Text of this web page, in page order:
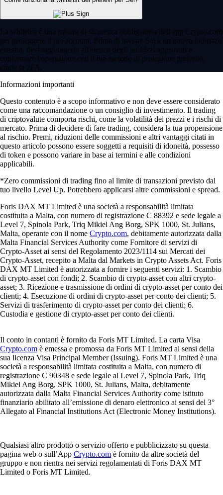
La whitelist è una misura di sicurezza obbligatoria dell'app Crypto.com
per proteggere il tuo account. Prima di inviare Sei a un nuovo indirizzo
esterno, devi aggiungerlo all'elenco degli indirizzi approvati e
confermare l'operazione con il tuo metodo di protezione preferito,
come la 2FA.
Informazioni importanti
Questo contenuto è a scopo informativo e non deve essere considerato
come una raccomandazione o un consiglio di investimento. Il trading
di criptovalute comporta rischi, come la volatilità dei prezzi e i rischi di
mercato. Prima di decidere di fare trading, considera la tua propensione
al rischio. Premi, riduzioni delle commissioni e altri vantaggi citati in
questo articolo possono essere soggetti a requisiti di idoneità, possesso
di token e possono variare in base ai termini e alle condizioni
applicabili.
*Zero commissioni di trading fino al limite di transazioni previsto dal
tuo livello Level Up. Potrebbero applicarsi altre commissioni e spread.
Foris DAX MT Limited è una società a responsabilità limitata
costituita a Malta, con numero di registrazione C 88392 e sede legale a
Level 7, Spinola Park, Triq Mikiel Ang Borg, SPK 1000, St. Julians,
Malta, operante con il nome Crypto.com, debitamente autorizzata dalla
Malta Financial Services Authority come Fornitore di servizi di
Crypto-Asset ai sensi del Regolamento 2023/1114 sui Mercati dei
Crypto-Asset, recepito a Malta dal Markets in Crypto Assets Act. Foris
DAX MT Limited è autorizzata a fornire i seguenti servizi: 1. Scambio
di crypto-asset con fondi; 2. Scambio di crypto-asset con altri crypto-
asset; 3. Ricezione e trasmissione di ordini di crypto-asset per conto dei
clienti; 4. Esecuzione di ordini di crypto-asset per conto dei clienti; 5.
Servizi di trasferimento di crypto-asset per conto dei clienti; 6.
Custodia e gestione di crypto-asset per conto dei clienti.
Il conto in contanti è fornito da Foris MT Limited. La carta Visa
Crypto.com è emessa e promossa da Foris MT Limited ai sensi della
sua licenza Visa Principal Member (Issuing). Foris MT Limited è una
società a responsabilità limitata costituita a Malta, con numero di
registrazione C 90348 e sede legale al Level 7, Spinola Park, Triq
Mikiel Ang Borg, SPK 1000, St. Julians, Malta, debitamente
autorizzata dalla Malta Financial Services Authority come istituto
finanziario abilitato all’emissione di denaro elettronico ai sensi del 3°
Allegato al Financial Institutions Act (Electronic Money Institutions).
Qualsiasi altro prodotto o servizio offerto e pubblicizzato su questa
pagina web o sull’App Crypto.com è fornito da altre società del
gruppo e non rientra nei servizi regolamentati di Foris DAX MT
Limited o Foris MT Limited.